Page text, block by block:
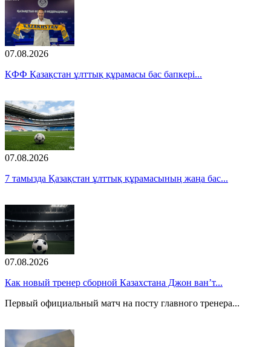
07.08.2026
ҚФФ Қазақстан ұлттық құрамасы бас бапкері...
07.08.2026
7 тамызда Қазақстан ұлттық құрамасының жаңа бас...
07.08.2026
Как новый тренер сборной Казахстана Джон ван’т...
Первый официальный матч на посту главного тренера...